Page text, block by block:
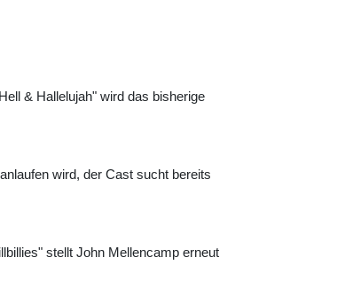
& Hallelujah" wird das bisherige
wird, der Cast sucht bereits
stellt John Mellencamp erneut